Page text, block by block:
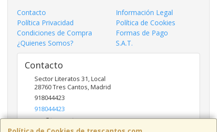
Contacto
Información Legal
Política Privacidad
Política de Cookies
Condiciones de Compra
Formas de Pago
¿Quienes Somos?
S.A.T.
Contacto
Sector Literatos 31, Local
28760Tres Cantos,Madrid
918044423
918044423
ncs@trescantos.com